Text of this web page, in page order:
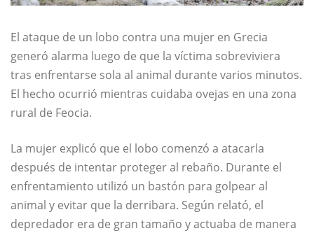
El ataque de un lobo contra una mujer en Grecia
generó alarma luego de que la víctima sobreviviera
tras enfrentarse sola al animal durante varios minutos.
El hecho ocurrió mientras cuidaba ovejas en una zona
rural de Feocia.
La mujer explicó que el lobo comenzó a atacarla
después de intentar proteger al rebaño. Durante el
enfrentamiento utilizó un bastón para golpear al
animal y evitar que la derribara. Según relató, el
depredador era de gran tamaño y actuaba de manera